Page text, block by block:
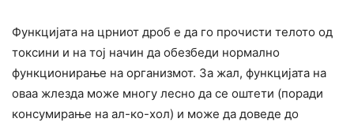
Функцијата на црниот дроб е да го прочисти телото од
токсини и на тој начин да обезбеди нормално
функционирање на организмот. За жал, функцијата на
оваа жлезда може многу лесно да се оштети (поради
консумирање на ал-ко-хол) и може да доведе до